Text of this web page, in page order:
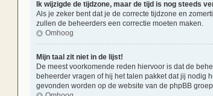
Ik wijzigde de tijdzone, maar de tijd is nog steeds
Als je zeker bent dat je de correcte tijdzone en
zullen de beheerders een correctie moeten maken.
Omhoog
Mijn taal zit niet in de lijst!
De meest voorkomende reden hiervoor is dat de
beheerder vragen of hij het talen pakket dat jij nodig
gevonden worden op de website van de phpBB